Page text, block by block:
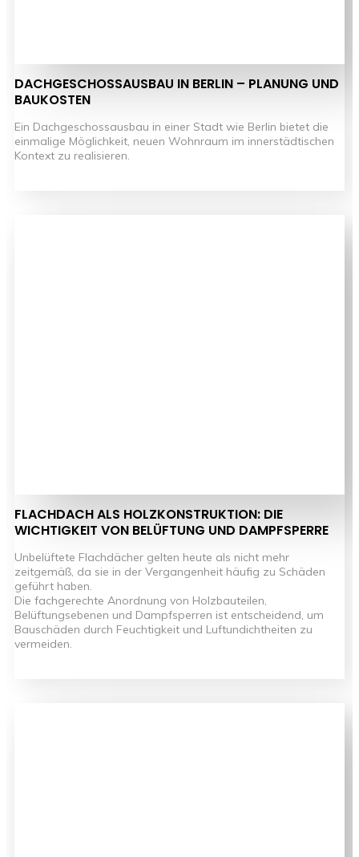
DACHGESCHOSSAUSBAU IN BERLIN – PLANUNG UND
BAUKOSTEN
Ein Dachgeschossausbau in einer Stadt wie Berlin bietet die
einmalige Möglichkeit, neuen Wohnraum im innerstädtischen
Kontext zu realisieren.
FLACHDACH ALS HOLZKONSTRUKTION: DIE
WICHTIGKEIT VON BELÜFTUNG UND DAMPFSPERRE
Unbelüftete Flachdächer gelten heute als nicht mehr
zeitgemäß, da sie in der Vergangenheit häufig zu Schäden
geführt haben.
Die fachgerechte Anordnung von Holzbauteilen,
Belüftungsebenen und Dampfsperren ist entscheidend, um
Bauschäden durch Feuchtigkeit und Luftundichtheiten zu
vermeiden.